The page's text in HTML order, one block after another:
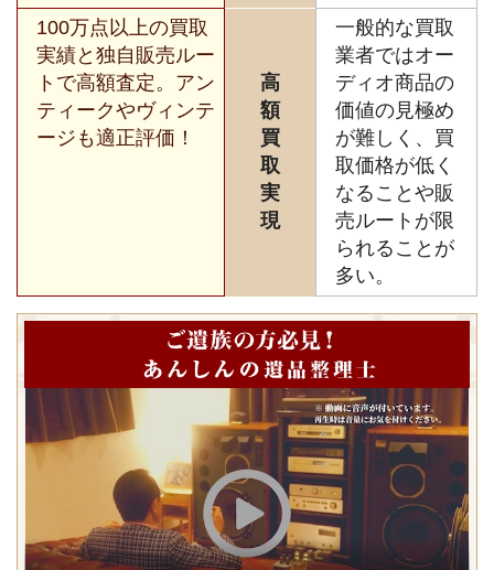
100万点以上の買取
実績と独自販売ルー
トで高額査定。アン
ティークやヴィンテ
ージも適正評価！
高
額
買
取
実
現
一般的な買取
業者ではオー
ディオ商品の
価値の見極め
が難しく、買
取価格が低く
なることや販
売ルートが限
られることが
多い。